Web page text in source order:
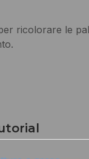
ricolorare le